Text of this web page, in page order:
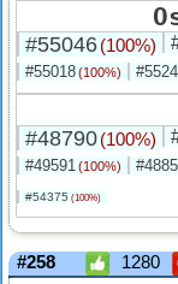
#55046(100%)
#55018(100%)
#48790(100%)
#49591(100%)
#54375 (100%)
#258 1280